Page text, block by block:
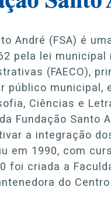
André (FSA) é
pela lei municipal
(FAECO),
público municipal,
Ciências e
Fundação Santo
a integração
em 1990, com
foi criada a
do